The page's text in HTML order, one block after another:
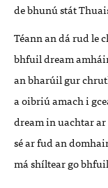
de bhunú stát
Téann an dá rud le
bhfuil dream
an bharúil gur
a oibriú amach i
dream in uachtar
sé ar fud an
má shíltear go